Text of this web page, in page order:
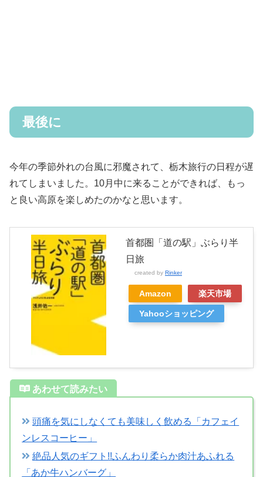
最後に
今年の季節外れの台風に邪魔されて、栃木旅行の日程が遅
れてしまいました。10月中に来ることができれば、もっ
と良い高原を楽しめたのかなと思います。
首都圏「道の駅」ぶらり半
日旅
created by Rinker
Amazon 楽天市場
Yahooショッピング
あわせて読みたい
頭痛を気にしなくても美味しく飲める「カフェイ
ンレスコーヒー」
絶品人気のギフト!!ふんわり柔らか肉汁あふれる
「あか牛ハンバーグ」